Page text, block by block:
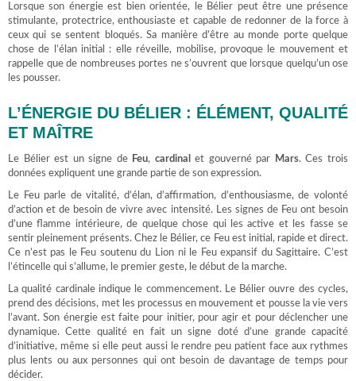
Lorsque son énergie est bien orientée, le Bélier peut être une présence
stimulante, protectrice, enthousiaste et capable de redonner de la force à
ceux qui se sentent bloqués. Sa manière d’être au monde porte quelque
chose de l’élan initial : elle réveille, mobilise, provoque le mouvement et
rappelle que de nombreuses portes ne s’ouvrent que lorsque quelqu’un ose
les pousser.
L’ÉNERGIE DU BÉLIER : ÉLÉMENT, QUALITÉ
ET MAÎTRE
Le Bélier est un signe de Feu, cardinal et gouverné par Mars. Ces trois
données expliquent une grande partie de son expression.
Le Feu parle de vitalité, d’élan, d’affirmation, d’enthousiasme, de volonté
d’action et de besoin de vivre avec intensité. Les signes de Feu ont besoin
d’une flamme intérieure, de quelque chose qui les active et les fasse se
sentir pleinement présents. Chez le Bélier, ce Feu est initial, rapide et direct.
Ce n’est pas le Feu soutenu du Lion ni le Feu expansif du Sagittaire. C’est
l’étincelle qui s’allume, le premier geste, le début de la marche.
La qualité cardinale indique le commencement. Le Bélier ouvre des cycles,
prend des décisions, met les processus en mouvement et pousse la vie vers
l’avant. Son énergie est faite pour initier, pour agir et pour déclencher une
dynamique. Cette qualité en fait un signe doté d’une grande capacité
d’initiative, même si elle peut aussi le rendre peu patient face aux rythmes
plus lents ou aux personnes qui ont besoin de davantage de temps pour
décider.